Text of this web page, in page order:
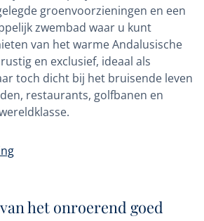
groenvoorzieningen en een
zwembad waar u kunt
van het warme Andalusische
en exclusief, ideaal als
toch dicht bij het bruisende leven
restaurants, golfbanen en
het onroerend goed